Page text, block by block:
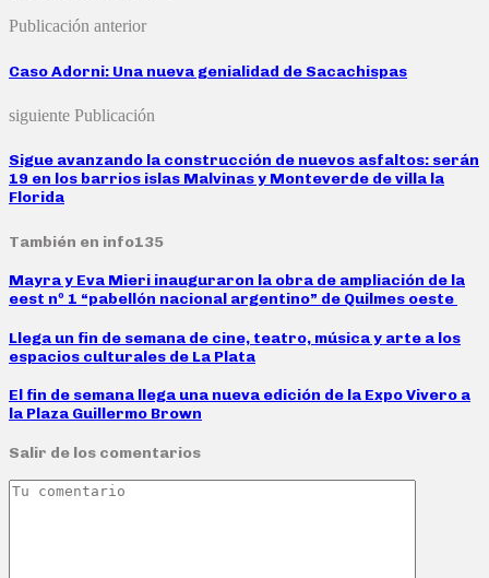
Publicación anterior
Caso Adorni: Una nueva genialidad de Sacachispas
siguiente Publicación
Sigue avanzando la construcción de nuevos asfaltos: serán
19 en los barrios islas Malvinas y Monteverde de villa la
Florida
También en info135
Mayra y Eva Mieri inauguraron la obra de ampliación de la
eest nº 1 “pabellón nacional argentino” de Quilmes oeste
Llega un fin de semana de cine, teatro, música y arte a los
espacios culturales de La Plata
El fin de semana llega una nueva edición de la Expo Vivero a
la Plaza Guillermo Brown
Salir de los comentarios